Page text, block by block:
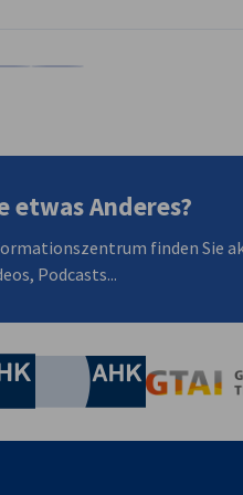
etwas Anderes?
finden Sie
Podcasts...
Industrie- und Handelskammer
Industrie- undAHK.de